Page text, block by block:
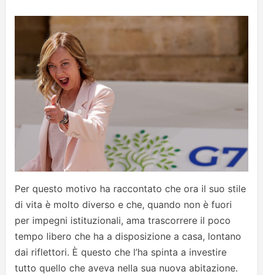
Per questo motivo ha raccontato che ora il suo stile
di vita è molto diverso e che, quando non è fuori
per impegni istituzionali, ama trascorrere il poco
tempo libero che ha a disposizione a casa, lontano
dai riflettori. È questo che l’ha spinta a investire
tutto quello che aveva nella sua nuova abitazione.